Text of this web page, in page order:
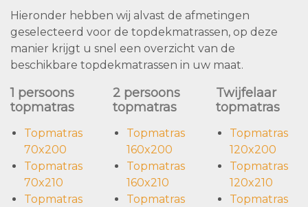
Hieronder hebben wij alvast de afmetingen
geselecteerd voor de topdekmatrassen, op deze
manier krijgt u snel een overzicht van de
beschikbare topdekmatrassen in uw maat.
1 persoons
topmatras
Topmatras
70x200
Topmatras
70x210
Topmatras
2 persoons
topmatras
Topmatras
160x200
Topmatras
160x210
Topmatras
Twijfelaar
topmatras
Topmatras
120x200
Topmatras
120x210
Topmatras